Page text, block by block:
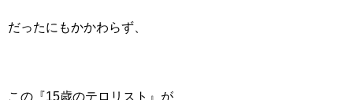
だったにもかかわらず、
この『15歳のテロリスト』が